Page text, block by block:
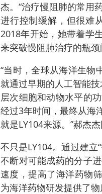
杰。“治疗慢阻肺的常用
进行控制缓解，但很难
2018年开始，她带着学
来突破慢阻肺治疗的瓶颈
“当时，全球从海洋生物
就通过早期的人工智能
层次细胞和动物水平的
经过3年时间，最终从海
就是LY104来源。”郝杰杰
不只是LY104。通过建
不断对可能成药的分子
速度，提高了海洋药物
为海洋药物研发提供了物